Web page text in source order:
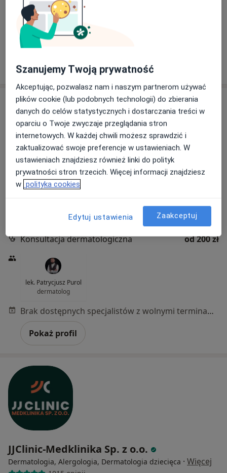
4616 opinii
Jeleniogórska 1/3B, Poznań
Pokaż profil
BOmedica
Dermatologia, Kardiochirurgia, Kardiologia
Rynkowa 5, Przeźmierowo • Mapa
Konsultacja dermatologiczna
od 200 zł
lek. Patrycjusz Purol
dermatolog
Brak dostępnych specjalistów z wolnymi terminami w tym centrum medycznym.
Pokaż profil
JJClinic-Medklinika Sp. z o.o.
Dermatologia, Alergologia, Dermatologia dziecięca · Więcej
Szanujemy Twoją prywatność
Akceptując, pozwalasz nam i naszym partnerom używać
plików cookie (lub podobnych technologii) do zbierania
danych do celów statystycznych i dostarczania treści w
oparciu o Twoje zwyczaje przeglądania stron
internetowych. W każdej chwili możesz sprawdzić i
zaktualizować swoje preferencje w ustawieniach. W
ustawieniach znajdziesz również linki do polityk
prywatności stron trzecich. Więcej informacji znajdziesz
w polityka cookies
Edytuj ustawienia Zaakceptuj